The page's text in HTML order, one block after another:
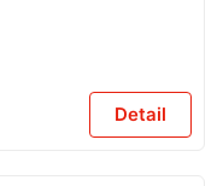
Detail